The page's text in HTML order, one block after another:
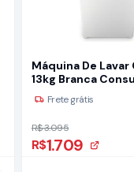
Máquina De Lavar
13kg Branca
Branco 110v
Frete grátis
R$ 3.095
R$1.709